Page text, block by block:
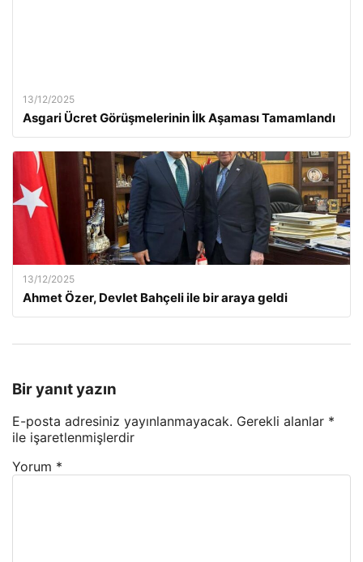
13/12/2025
Asgari Ücret Görüşmelerinin İlk Aşaması Tamamlandı
13/12/2025
Ahmet Özer, Devlet Bahçeli ile bir araya geldi
Bir yanıt yazın
E-posta adresiniz yayınlanmayacak. Gerekli alanlar *
ile işaretlenmişlerdir
Yorum *